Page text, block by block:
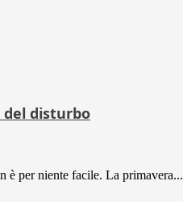
del disturbo
è per niente facile. La primavera...